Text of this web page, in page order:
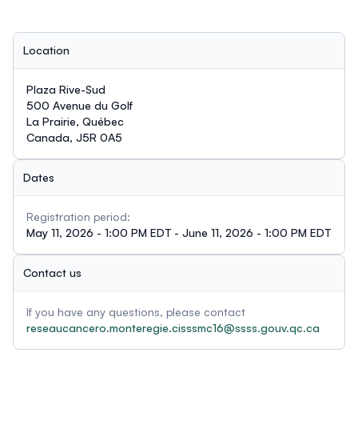
Location
Plaza Rive-Sud
500 Avenue du Golf
La Prairie, Québec
Canada, J5R 0A5
Dates
Registration period:
May 11, 2026 - 1:00 PM EDT - June 11, 2026 - 1:00 PM EDT
Contact us
If you have any questions, please contact
reseaucancero.monteregie.cisssmc16@ssss.gouv.qc.ca